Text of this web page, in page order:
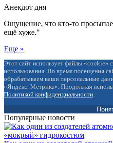
Анекдот дня
Ощущение, что кто-то
ещё хуже."
Еще »
Этот сайт использует файлы «cookie»
использования. Во время посещения
обрабатываем ваши персональные
«Яндекс. Метрика». Продолжая
Политикой конфиденциальности.
Популярные новости